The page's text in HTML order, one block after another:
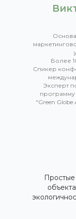
Более
Спикер
Эксперт
программу
"Green
Простые